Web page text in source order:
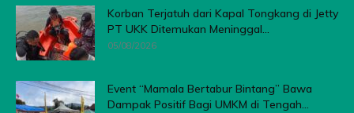
Korban Terjatuh dari Kapal Tongkang di Jetty
PT UKK Ditemukan Meninggal...
05/08/2026
Event “Mamala Bertabur Bintang” Bawa
Dampak Positif Bagi UMKM di Tengah...